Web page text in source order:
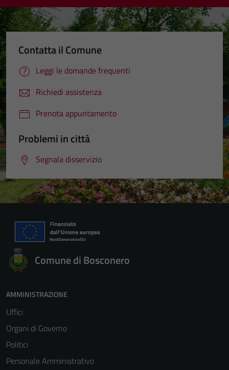
Contatta il Comune
Leggi le domande frequenti
Richiedi assistenza
Prenota appuntamento
Problemi in città
Segnala disservizio
Comune di Bosconero
AMMINISTRAZIONE
Uffici
Organi di Governo
Politici
Personale Amministrativo